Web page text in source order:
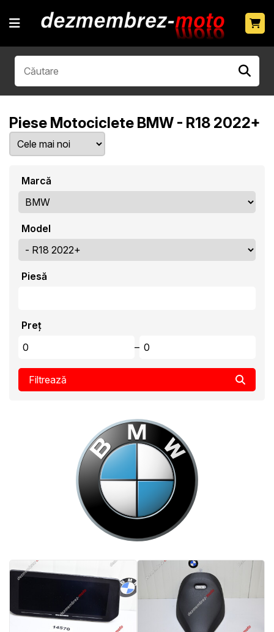
Piese Motociclete BMW - R18 2022+
Marcă
Model
Piesă
Preț
–
Filtrează